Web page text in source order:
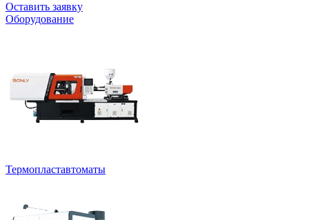
Оставить заявку
Оборудование
Термопластавтоматы